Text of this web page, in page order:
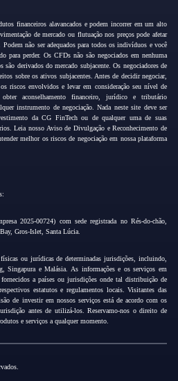
financeiros alavancados e podem incorrer em um alto
de mercado ou flutuação nos preços pode afetar
não ser adequados para todos os indivíduos e você
para perder. Os CFDs não são negociados em nenhuma
são derivados do mercado subjacente. Os negociadores de
sobre os ativos subjacentes. Antes de decidir negociar,
riscos envolvidos e levar em consideração seu nível de
aconselhamento financeiro, jurídico e tributário
instrumento de negociação. Nada neste site deve ser
da CG FinTech ou de qualquer uma de suas
Leia nosso Aviso de Divulgação e Reconhecimento de
melhor os riscos de negociação em nossa plataforma
2025-00724) com sede registrada no Rés-do-chão,
Gros-Islet, Santa Lúcia.
ou jurídicas de determinadas jurisdições, incluindo,
Singapura e Malásia. As informações e os serviços em
a países ou jurisdições onde tal distribuição de
estatutos e regulamentos locais. Visitantes das
de investir em nossos serviços está de acordo com os
antes de utilizá-los. Reservamo-nos o direito de
e serviços a qualquer momento.